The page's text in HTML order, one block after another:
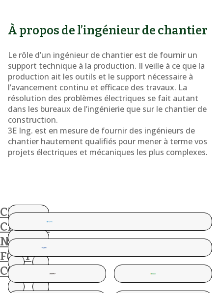
À propos de l’ingénieur de chantier
Le rôle d’un ingénieur de chantier est de fournir un
support technique à la production. Il veille à ce que la
production ait les outils et le support nécessaire à
l’avancement continu et efficace des travaux. La
résolution des problèmes électriques se fait autant
dans les bureaux de l’ingénierie que sur le chantier de
construction.
3E Ing. est en mesure de fournir des ingénieurs de
chantier hautement qualifiés pour mener à terme vos
projets électriques et mécaniques les plus complexes.
CES
CLIENTS
NOUS
FONT
CONFIANCE